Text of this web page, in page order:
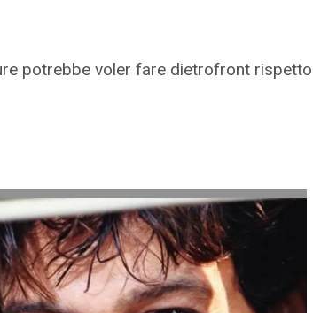
potrebbe voler fare dietrofront